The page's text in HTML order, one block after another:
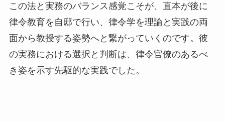
この法と実務のバランス感覚こそが、直本が後に
律令教育を自邸で行い、律令学を理論と実践の両
面から教授する姿勢へと繋がっていくのです。彼
の実務における選択と判断は、律令官僚のあるべ
き姿を示す先駆的な実践でした。